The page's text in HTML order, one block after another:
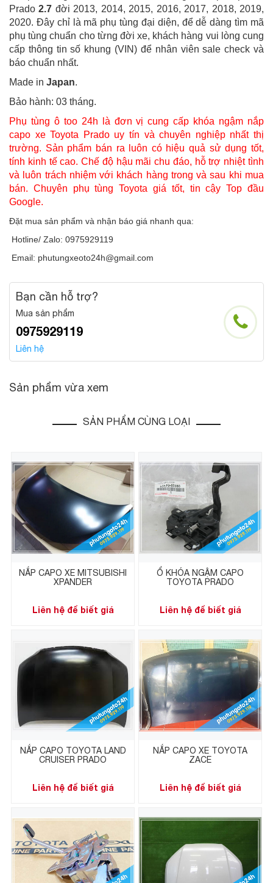
Prado2.7 đời 2013, 2014, 2015, 2016, 2017, 2018, 2019,
2020. Đây chỉ là mã phụ tùng đại diện, để dễ dàng tìm mã
phụ tùng chuẩn cho từng đời xe, khách hàng vui lòng cung
cấp thông tin số khung (VIN) để nhân viên sale check và
báo chuẩn nhất.
Made in Japan.
Bảo hành: 03 tháng.
Phụ tùng ô too 24h là đơn vị cung cấp khóa ngậm nắp
capo xe Toyota Prado uy tín và chuyên nghiệp nhất thị
trường. Sản phẩm bán ra luôn có hiệu quả sử dụng tốt,
tính kinh tế cao. Chế độ hậu mãi chu đáo, hỗ trợ nhiệt tình
và luôn trách nhiệm với khách hàng trong và sau khi mua
bán. Chuyên phụ tùng Toyota giá tốt, tin cậy Top đầu
Google.
Đặt mua sản phẩm và nhận báo giá nhanh qua:
Hotline/ Zalo: 0975929119
Email: phutungxeoto24h@gmail.com
Bạn cần hỗ trợ?
Mua sản phẩm
0975929119
Liên hệ
Sản phẩm vừa xem
SẢN PHẨM CÙNG LOẠI
NẮP CAPO XE MITSUBISHI
XPANDER
Liên hệ để biết giá
Ổ KHÓA NGẬM CAPO
TOYOTA PRADO
Liên hệ để biết giá
NẮP CAPO TOYOTA LAND
CRUISER PRADO
Liên hệ để biết giá
NẮP CAPO XE TOYOTA
ZACE
Liên hệ để biết giá